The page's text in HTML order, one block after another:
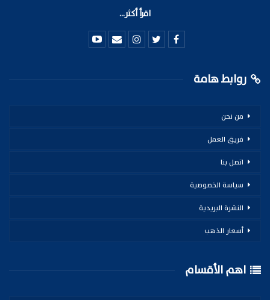
اقرأ أكثر...
روابط هامة
من نحن
فريق العمل
اتصل بنا
سياسة الخصوصية
النشرة البريدية
أسعار الذهب
اهم الأقسام